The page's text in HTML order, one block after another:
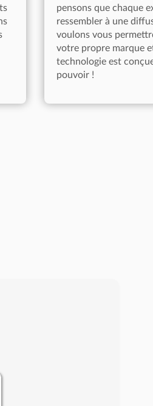
pensons que chaque
ressembler à une
voulons vous
votre propre marque
technologie est
pouvoir !